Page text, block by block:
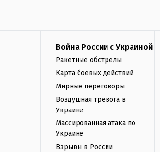
Война России с Украиной
Ракетные обстрелы
Карта боевых действий
Мирные переговоры
Воздушная тревога в
Украине
Массированная атака по
Украине
Взрывы в России